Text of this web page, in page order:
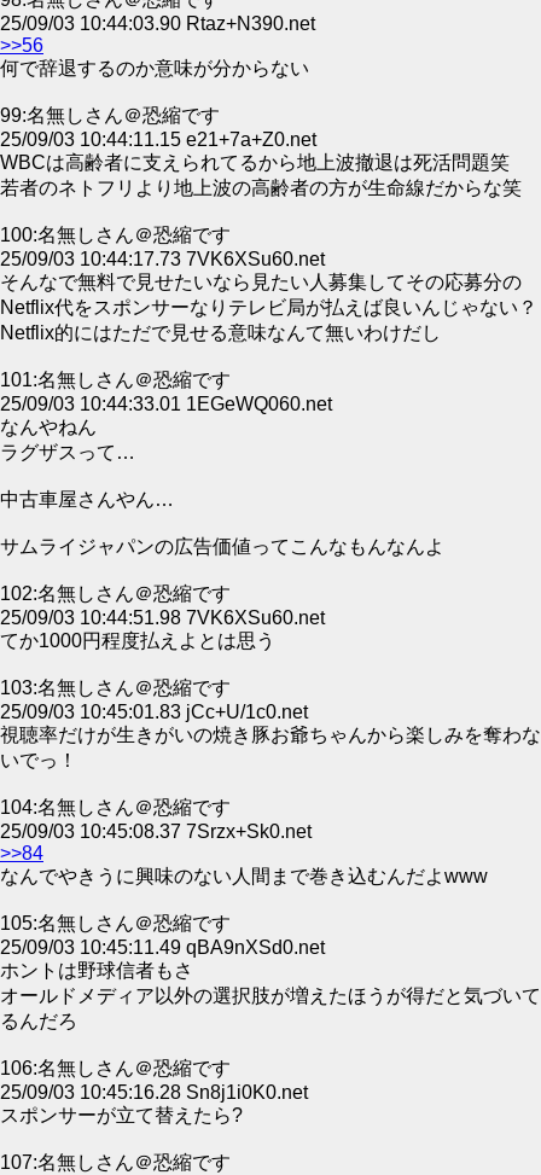
25/09/03 10:44:03.90 Rtaz+N390.net
>>56
何で辞退するのか意味が分からない
99:名無しさん＠恐縮です
25/09/03 10:44:11.15 e21+7a+Z0.net
WBCは高齢者に支えられてるから地上波撤退は死活問題笑
若者のネトフリより地上波の高齢者の方が生命線だからな笑
100:名無しさん＠恐縮です
25/09/03 10:44:17.73 7VK6XSu60.net
そんなで無料で見せたいなら見たい人募集してその応募分の
Netflix代をスポンサーなりテレビ局が払えば良いんじゃない？
Netflix的にはただで見せる意味なんて無いわけだし
101:名無しさん＠恐縮です
25/09/03 10:44:33.01 1EGeWQ060.net
なんやねん
ラグザスって…
中古車屋さんやん…
サムライジャパンの広告価値ってこんなもんなんよ
102:名無しさん＠恐縮です
25/09/03 10:44:51.98 7VK6XSu60.net
てか1000円程度払えよとは思う
103:名無しさん＠恐縮です
25/09/03 10:45:01.83 jCc+U/1c0.net
視聴率だけが生きがいの焼き豚お爺ちゃんから楽しみを奪わな
いでっ！
104:名無しさん＠恐縮です
25/09/03 10:45:08.37 7Srzx+Sk0.net
>>84
なんでやきうに興味のない人間まで巻き込むんだよwww
105:名無しさん＠恐縮です
25/09/03 10:45:11.49 qBA9nXSd0.net
ホントは野球信者もさ
オールドメディア以外の選択肢が増えたほうが得だと気づいて
るんだろ
106:名無しさん＠恐縮です
25/09/03 10:45:16.28 Sn8j1i0K0.net
スポンサーが立て替えたら?
107:名無しさん＠恐縮です